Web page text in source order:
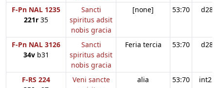
F-Pn NAL 1235
221r 35
Sancti
spiritus adsit
nobis gracia
[none] 53:70 d28
F-Pn NAL 3126
34vb31
Sancti
spiritus adsit
nobis gracia
Feria tercia 53:70 d28
F-RS 224
Veni sancte
alia 53:70 int22